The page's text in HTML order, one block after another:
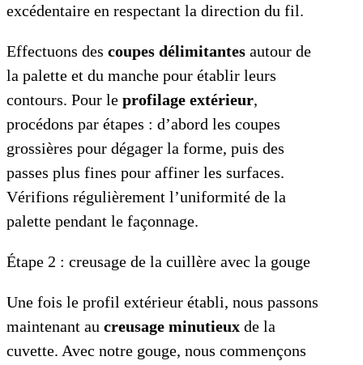
excédentaire en respectant la direction du fil.
Effectuons des coupes délimitantes autour de
la palette et du manche pour établir leurs
contours. Pour le profilage extérieur,
procédons par étapes : d’abord les coupes
grossières pour dégager la forme, puis des
passes plus fines pour affiner les surfaces.
Vérifions régulièrement l’uniformité de la
palette pendant le façonnage.
Étape 2 : creusage de la cuillère avec la gouge
Une fois le profil extérieur établi, nous passons
maintenant au creusage minutieux de la
cuvette. Avec notre gouge, nous commençons